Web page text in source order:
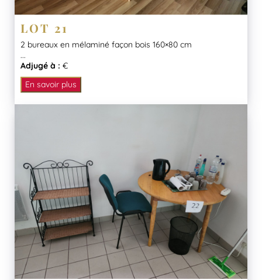
LOT 21
2 bureaux en mélaminé façon bois 160×80 cm
...
Adjugé à : €
En savoir plus